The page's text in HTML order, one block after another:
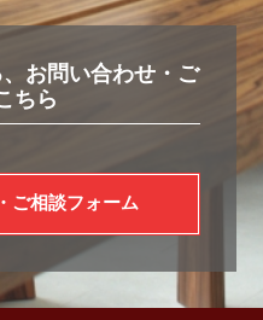
お問い合わせ・ご
ちら
ご相談フォーム